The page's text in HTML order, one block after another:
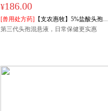
¥186.00
[兽用处方药] 【支农惠牧】5%盐酸头孢
呋混悬液200ml/盒
第三代头孢混悬液，日常保健更实惠